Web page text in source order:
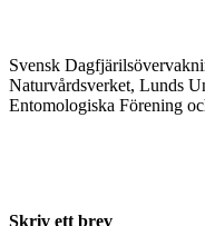
Svensk
Naturvårdsverket, Lunds
Entomologiska Förening
Skriv ett brev